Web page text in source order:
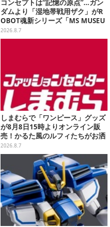
コンセプトは“記憶の原点”…ガン
ダムより「湿地帯戦用ザク」がR
OBOT魂新シリーズ「MS MUSEU
M」で商品化！博物館イメージの
ベースも注目
2026.8.7
しまむらで「ワンピース」グッズ
が8月8日15時よりオンライン販
売！かるた風のルフィたちがお洒
落なバッグや、チョッパーが可愛
いサンダルも
2026.8.7